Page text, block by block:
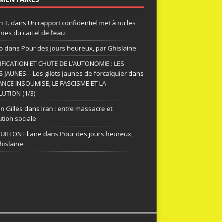
T. dans Un rapport confidentiel met à nu les
du cartel de l’eau
dans Pour des jours heureux, par Ghislaine.
ET CHUTE DE L’AUTONOMIE : LES
JAUNES – Les gilets jaunes de forcalquierdans
INSOUMISE, LE FASCISME ET LA
(1/3)
Gilles dans Iran : entre massacre et
sociale
Eliane dans Pour des jours heureux,